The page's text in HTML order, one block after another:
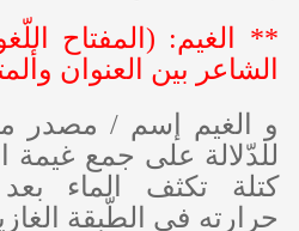
** الغيم: (المفتاح
الشاعر بين العنوان
و الغيم إسم / مصدر
للدّلالة على جمع
كتلة تكثف الماء
حرارته في الطّبقة